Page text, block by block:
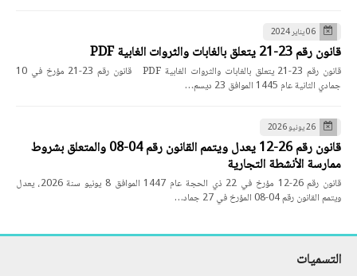
06 يناير 2024
قانون رقم 23-21 يتعلق بالغابات والثروات الغابية PDF
قانون رقم 23-21 يتعلق بالغابات والثروات الغابية PDF قانون رقم 23-21 مؤرخ في 10
جمادي الثانية عام 1445 الموافق 23 ديسم…
26 يونيو 2026
قانون رقم 26-12 يعدل ويتمم القانون رقم 04-08 والمتعلق بشروط
ممارسة الأنشطة التجارية
قانون رقم 26-12 مؤرخ في 22 ذي الحجة عام 1447 الموافق 8 يونيو سنة 2026، يعدل
ويتمم القانون رقم 04-08 المؤرخ في 27 جماد…
التسميات